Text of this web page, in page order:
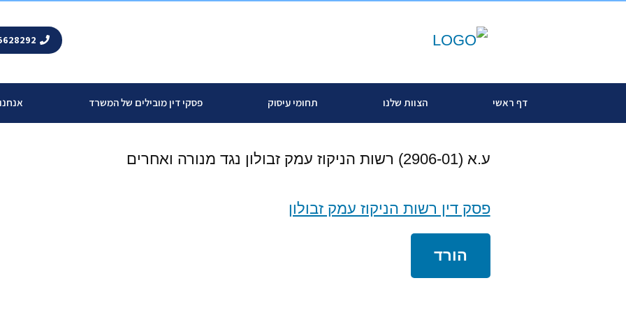
דף ראשי הצוות שלנו תחומי עיסוק פסקי דין מובילים של המשרד
ע.א (2906-01) רשות הניקוז עמק זבולון נגד מנורה ואחרים
פסק דין רשות הניקוז עמק זבולון
הורד